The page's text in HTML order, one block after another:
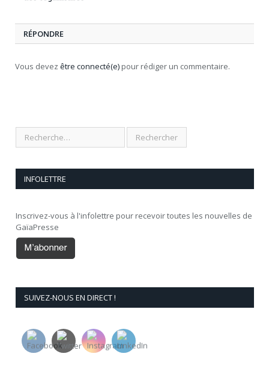
RÉPONDRE
Vous devez être connecté(e) pour rédiger un commentaire.
INFOLETTRE
Inscrivez-vous à l'infolettre pour recevoir toutes les nouvelles de
GaïaPresse
SUIVEZ-NOUS EN DIRECT !